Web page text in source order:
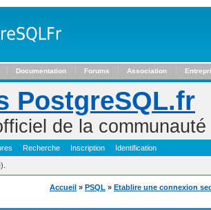
Documentation Forums Association
PostgreSQL.fr
de la
Recherche Inscription Identification
Accueil » PSQL » Etablire une connexion